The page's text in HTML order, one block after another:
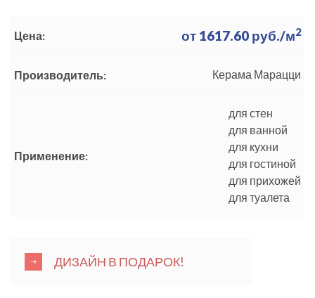
Цена: от 1617.60 руб./м2
Производитель: Керама Марацци
Применение:
для стен
для ванной
для кухни
для гостиной
для прихожей
для туалета
ДИЗАЙН В ПОДАРОК!